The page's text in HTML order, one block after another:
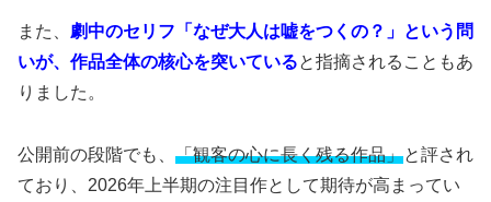
また、 劇中のセリフ「なぜ大人は嘘をつくの？」という問
いが、作品全体の核心を突いていると指摘されることもあ
りました。
公開前の段階でも、 「観客の心に長く残る作品」と評され
ており、2026年上半期の注目作として期待が高まってい